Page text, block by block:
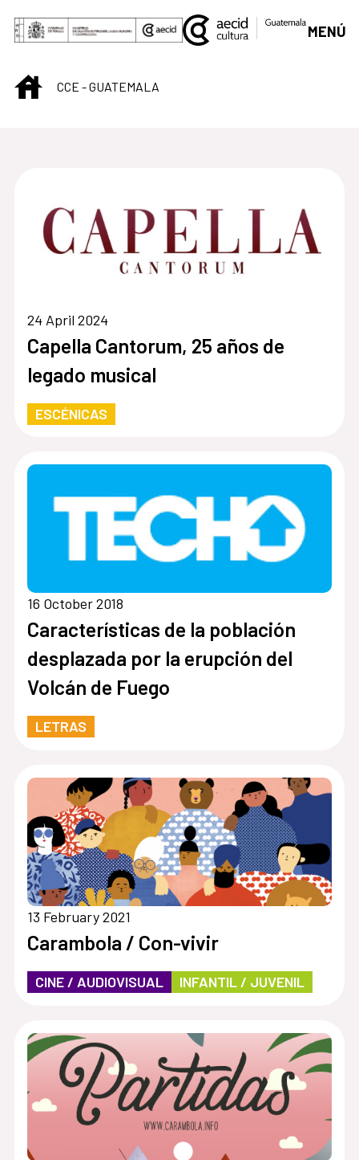
Skip to Main Content
MENÚ
INICIOCCE - GUATEMALA
24 April 2024
Capella Cantorum, 25 años de
legado musical
ESCÉNICAS
16 October 2018
Características de la población
desplazada por la erupción del
Volcán de Fuego
LETRAS
13 February 2021
Carambola / Con-vivir
CINE / AUDIOVISUAL INFANTIL / JUVENIL